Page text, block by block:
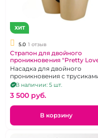
ХИТ
5.0 1 отзыв
Страпон для двойного
проникновения "Pretty
Насадка для двойного
проникновения с
В наличии: 5 шт.
3 500 pуб.
В корзину